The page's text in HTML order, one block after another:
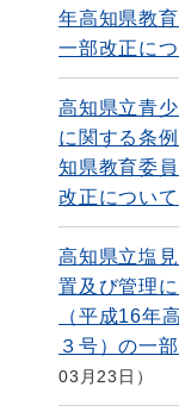
年高知県教
一部改正に
高知県立青
に関する条
知県教育委
改正について
高知県立塩
置及び管理
（平成16年
３号）の一
03月23日